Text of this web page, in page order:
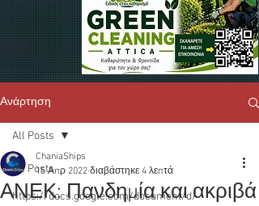
Ανάρτηση
All Posts
https://docs.google.com/document/d/
All Posts
ΑΝΕΚ: Πανδημία και ακριβά
ChaniaShips
15 Απρ 2022 διαβάστηκε 4 λεπτά